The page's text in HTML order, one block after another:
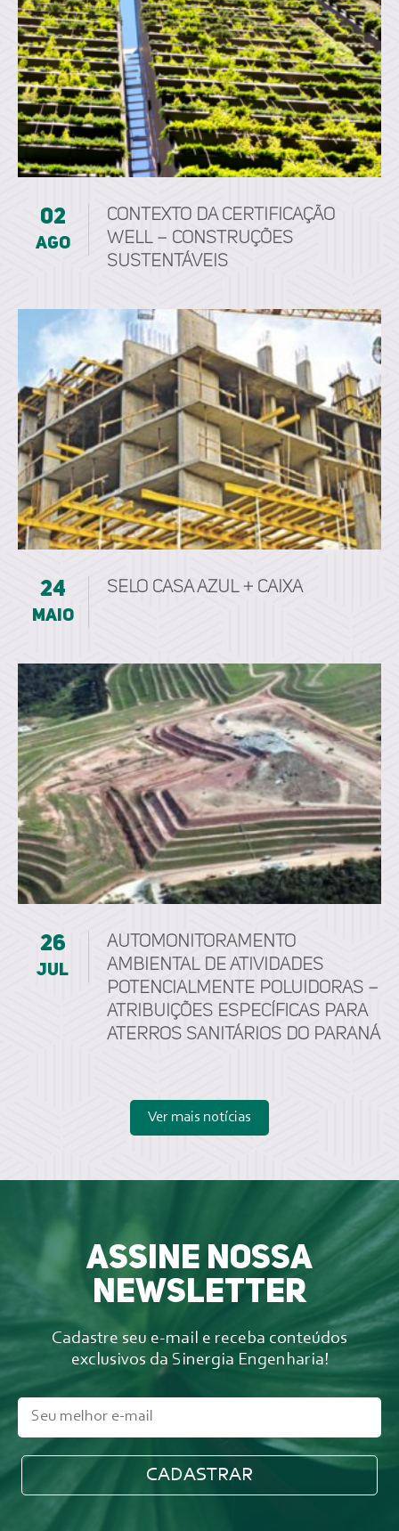
02
ago
CONTEXTO DA CERTIFICAÇÃO
WELL – CONSTRUÇÕES
SUSTENTÁVEIS
24
maio
Selo Casa Azul + Caixa
26
jul
Automonitoramento
ambiental de atividades
potencialmente poluidoras –
Atribuições específicas para
aterros sanitários do Paraná
Ver mais notícias
Assine nossa
newsletter
Cadastre seu e-mail e receba conteúdos
exclusivos da Sinergia Engenharia!